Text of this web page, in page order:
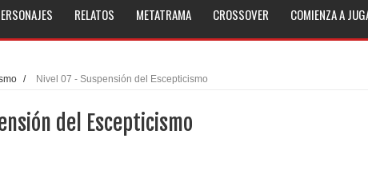
RELATOS METATRAMA CROSSOVER COMIENZA A
/ Nivel 07 - Suspensión del Escepticismo
del Escepticismo